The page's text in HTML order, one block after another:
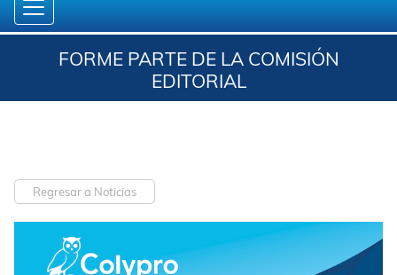
FORME PARTE DE LA COMISIÓN
EDITORIAL
Regresar a Noticias